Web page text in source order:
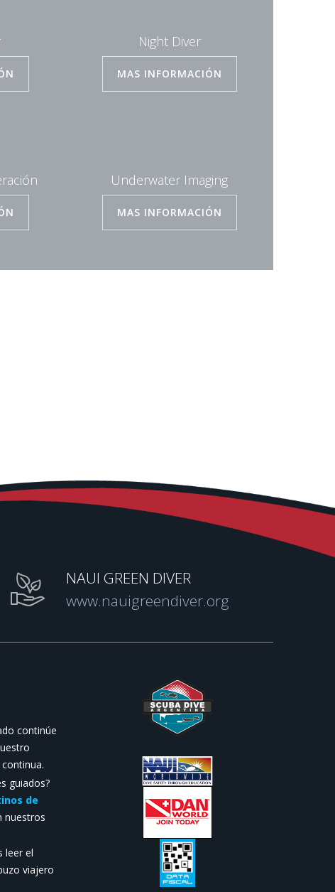
Night Diver
MAS INFORMACIÓN
Underwater Imaging
MAS INFORMACIÓN
NAUI GREEN DIVER
www.nauigreendiver.org
continúe
guiados?
de
nuestros
leer el
viajero